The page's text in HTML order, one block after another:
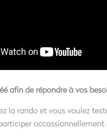
afin de répondre à vos
la rando et vous voulez